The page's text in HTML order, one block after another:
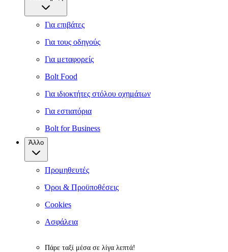
Για επιβάτες
Για τους οδηγούς
Για μεταφορείς
Bolt Food
Για ιδιοκτήτες στόλου οχημάτων
Για εστιατόρια
Bolt for Business
Άλλο
Προμηθευτές
Όροι & Προϋποθέσεις
Cookies
Ασφάλεια
Πάρε ταξί μέσα σε λίγα λεπτά!